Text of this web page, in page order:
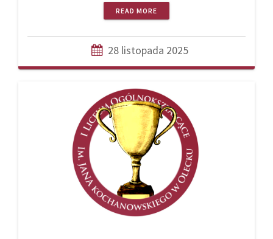
READ MORE
28 listopada 2025